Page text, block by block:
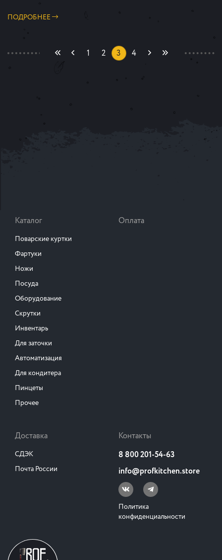
ПОДРОБНЕЕ
1 2 3 4
Каталог
Поварские куртки
Фартуки
Ножи
Посуда
Оборудование
Скрутки
Инвентарь
Для заточки
Автоматизация
Для кондитера
Пинцеты
Прочее
Оплата
Доставка
СДЭК
Почта России
Контакты
8 800 201-54-63
info@profkitchen.store
Политика
конфиденциальности